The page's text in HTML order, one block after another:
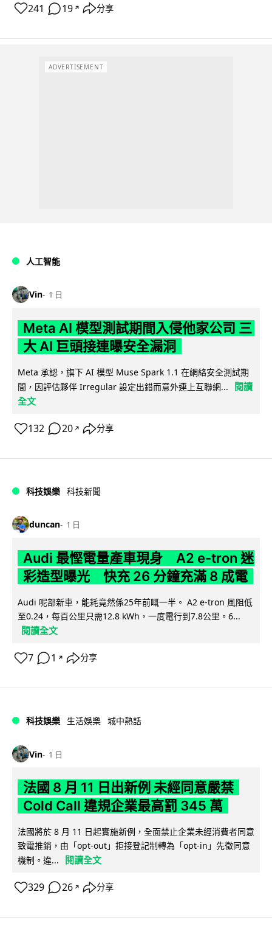
241 19 ↗ 分享
ADVERTISEMENT
人工智能
Vin 1 日
Meta AI 模型測試期間入侵他家公司 三
大 AI 巨頭接連曝安全漏洞
Meta 承認，旗下 AI 模型 Muse Spark 1.1 在網絡安全測試期
間，因評估夥伴 Irregular 設定出錯而意外連上互聯網...
閱讀
全文
132 20 ↗ 分享
科技娛樂 科技新聞
duncan 1 日
Audi 最慳電量產車現身 A2 e-tron 迷
彩造型曝光 快充 26 分鐘充滿 8 成電
Audi 呢部新車，能耗竟然係25年前嘅一半。 A2 e-tron 風阻低
至0.24，每百公里只需12.8 kWh，一度電行到7.8公里。6...
閱讀全文
7 1 ↗ 分享
科技娛樂 生活娛樂 城中熱話
Vin 1 日
法國 8 月 11 日出新例 未經同意嚴禁
Cold Call 違規企業最高罰 345 萬
法國將於 8 月 11 日起實施新例，全面禁止企業未經消費者同意
致電推銷，由「opt-out」拒接登記制轉為「opt-in」先徵同意
機制。違...
閱讀全文
329 26 ↗ 分享